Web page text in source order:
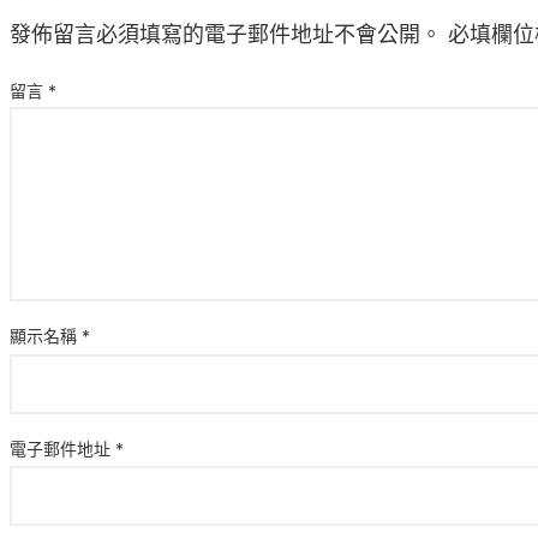
發佈留言必須填寫的電子郵件地址不會公開。 必填欄
留言 *
顯示名稱 *
電子郵件地址 *